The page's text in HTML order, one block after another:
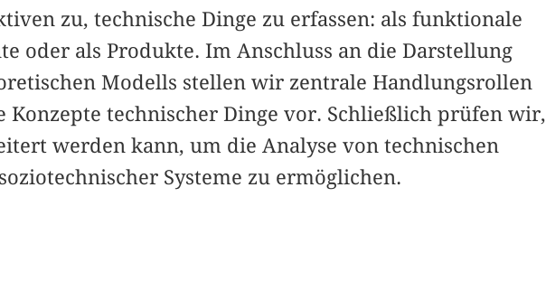
zu, technische Dinge zu erfassen: als funktionale
oder als Produkte. Im Anschluss an die Darstellung
Modells stellen wir zentrale Handlungsrollen
technischer Dinge vor. Schließlich prüfen wir,
werden kann, um die Analyse von technischen
Systeme zu ermöglichen.